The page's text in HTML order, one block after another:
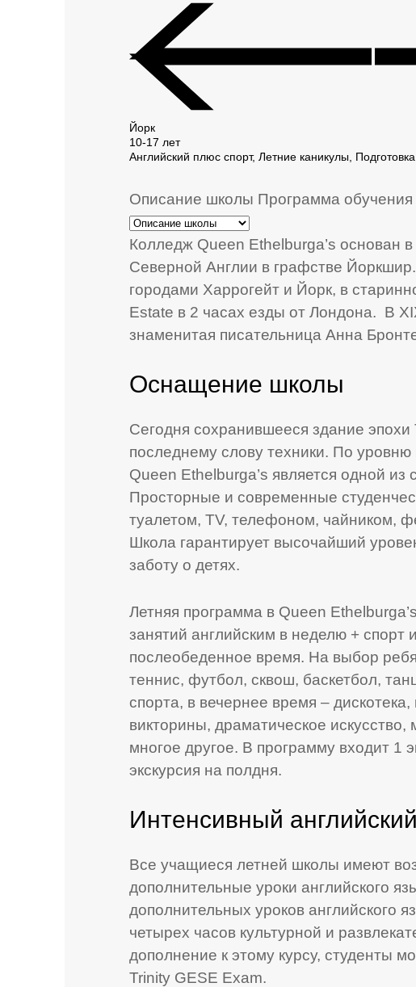
Йорк
10-17 лет
Английский плюс спорт, Летние каникулы,
Описание школы Программа обучения
Колледж Queen Ethelburga’s основан
Северной Англии в графстве
городами Харрогейт и Йорк, в
Estate в 2 часах езды от Лондона. В
знаменитая писательница Анна
Оснащение школы
Сегодня сохранившееся здание
последнему слову техники. По
Queen Ethelburga’s является одной
Просторные и современные
туалетом, TV, телефоном, чайником,
Школа гарантирует высочайший
заботу о детях.
Летняя программа в Queen
занятий английским в неделю + спорт
послеобеденное время. На выбор
теннис, футбол, сквош, баскетбол,
спорта, в вечернее время –
викторины, драматическое
многое другое. В программу входит 1
экскурсия на полдня.
Интенсивный английский
Все учащиеся летней школы имеют
дополнительные уроки английского
дополнительных уроков английского
четырех часов культурной и
дополнение к этому курсу, студенты
Trinity GESE Exam.